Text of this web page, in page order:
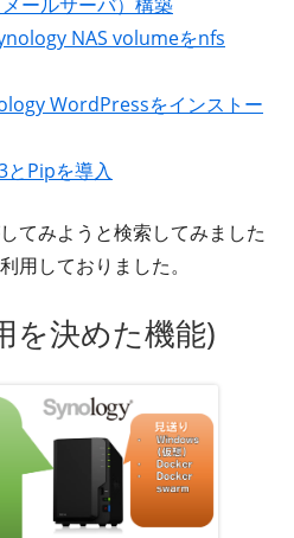
NAS volumeをnfs
WordPressをインストー
Pipを導入
てみようと検索してみました
用しておりました。
を決めた機能)